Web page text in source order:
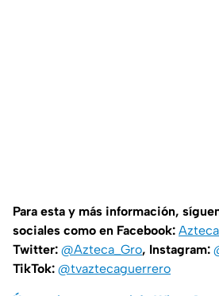
Para esta y más información,
sociales como en Facebook:
Twitter: @Azteca_Gro, Instagram:
TikTok: @tvaztecaguerrero